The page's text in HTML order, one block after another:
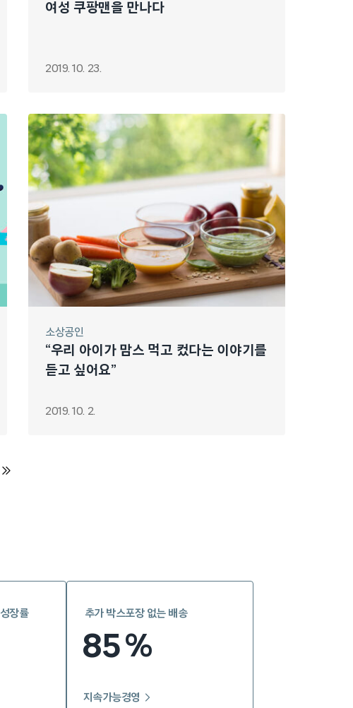
여성 쿠팡맨을 만나다
2019. 10. 23.
소상공인
“우리 아이가 맘스 먹고 컸다는 이야기를
듣고 싶어요”
2019. 10. 2.
다음
장률 추가 박스포장 없는 배송
85%
지속가능경영